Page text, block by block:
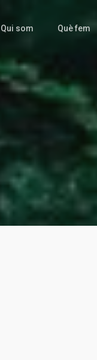
Qui som Què fem